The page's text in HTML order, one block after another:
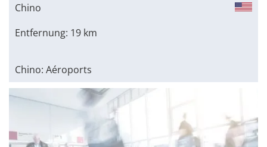
Chino
Entfernung: 19 km
Chino: Aéroports